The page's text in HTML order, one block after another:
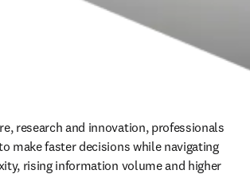
research and innovation, professionals
make faster decisions while navigating
rising information volume and higher